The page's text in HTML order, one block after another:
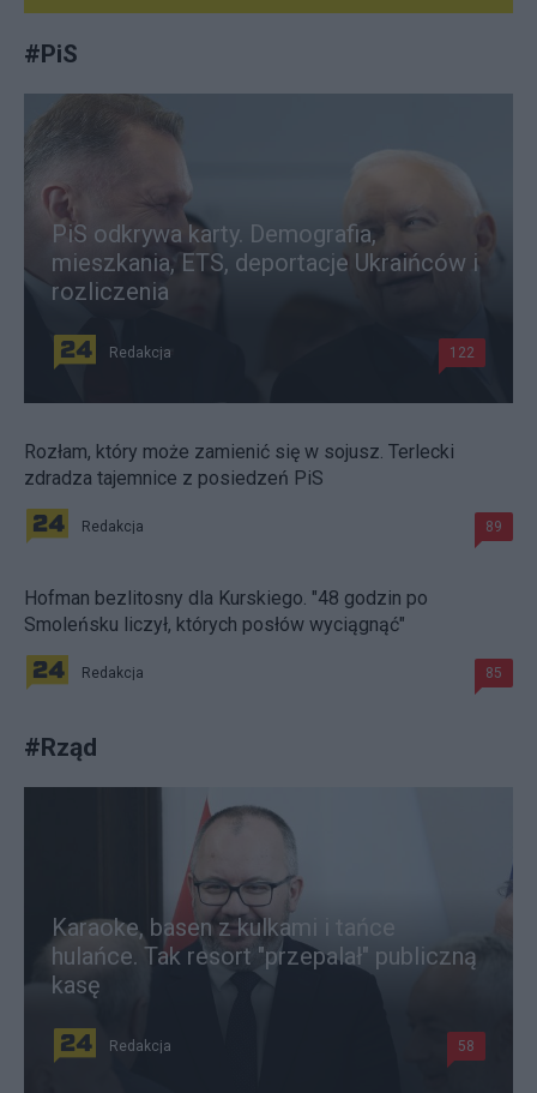
#PiS
PiS odkrywa karty. Demografia,
mieszkania, ETS, deportacje Ukraińców i
rozliczenia
Redakcja 122
Rozłam, który może zamienić się w sojusz. Terlecki
zdradza tajemnice z posiedzeń PiS
Redakcja 89
Hofman bezlitosny dla Kurskiego. "48 godzin po
Smoleńsku liczył, których posłów wyciągnąć"
Redakcja 85
#Rząd
Karaoke, basen z kulkami i tańce
hulańce. Tak resort "przepalał" publiczną
kasę
Redakcja 58